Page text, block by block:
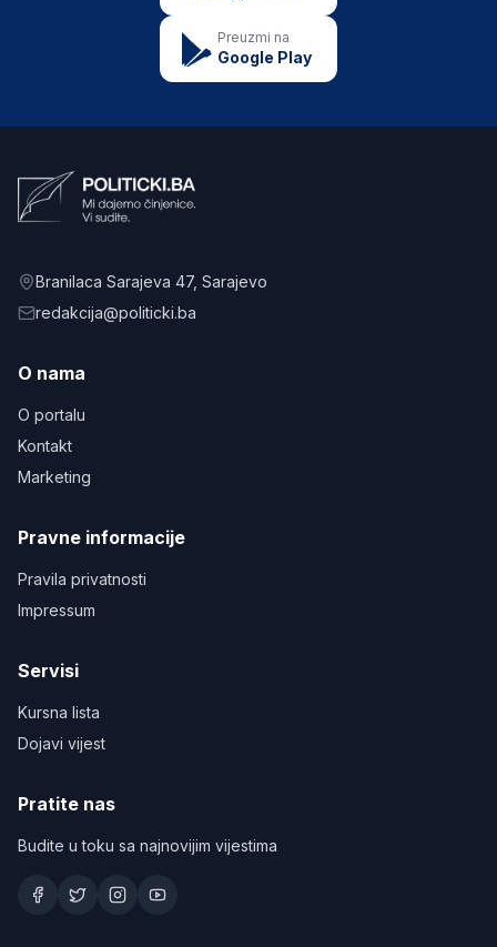
Preuzmi na
Google Play
Branilaca Sarajeva 47, Sarajevo
redakcija@politicki.ba
O nama
O portalu
Kontakt
Marketing
Pravne informacije
Pravila privatnosti
Impressum
Servisi
Kursna lista
Dojavi vijest
Pratite nas
Budite u toku sa najnovijim vijestima